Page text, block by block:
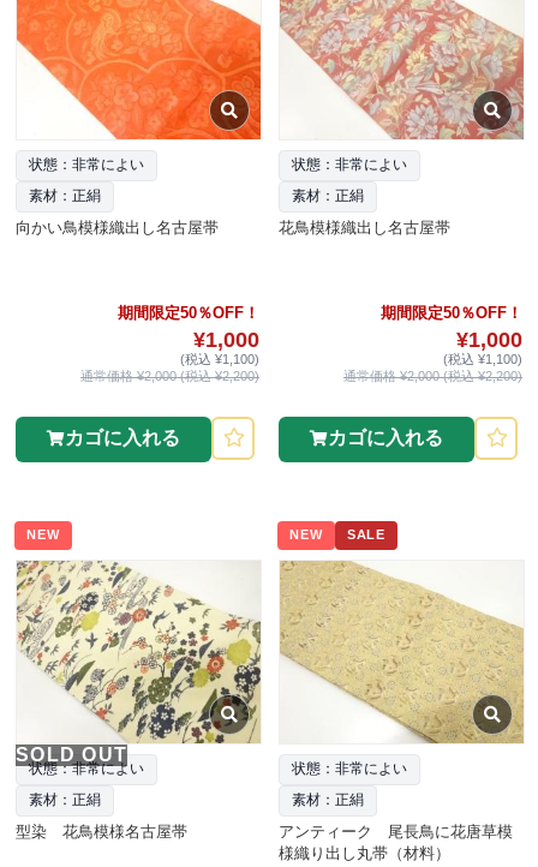
状態：非常によい
素材：正絹
向かい鳥模様織出し名古屋帯
期間限定50％OFF！
¥1,000
(税込 ¥1,100)
通常価格 ¥2,000 (税込 ¥2,200)
カゴに入れる
状態：非常によい
素材：正絹
花鳥模様織出し名古屋帯
期間限定50％OFF！
¥1,000
(税込 ¥1,100)
通常価格 ¥2,000 (税込 ¥2,200)
カゴに入れる
NEW
SOLD OUT
状態：非常によい
素材：正絹
型染 花鳥模様名古屋帯
NEW SALE
状態：非常によい
素材：正絹
アンティーク 尾長鳥に花唐草模
様織り出し丸帯（材料）